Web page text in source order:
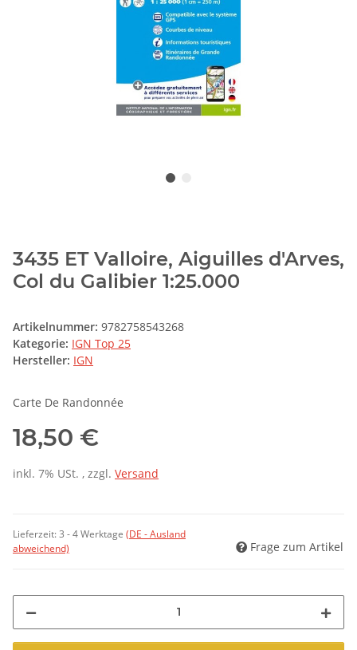
3435 ET Valloire, Aiguilles d'Arves,
Col du Galibier 1:25.000
Artikelnummer: 9782758543268
Kategorie: IGN Top 25
Hersteller: IGN
Carte De Randonnée
18,50 €
inkl. 7% USt. , zzgl. Versand
Lieferzeit:3 - 4 Werktage (DE - Ausland
abweichend)
Frage zum Artikel